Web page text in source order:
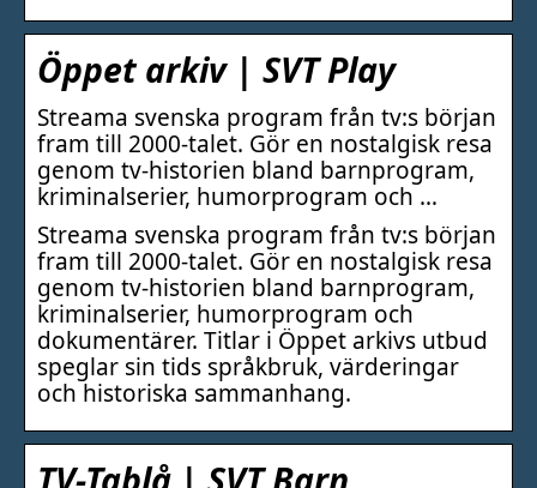
Öppet arkiv | SVT Play
Streama svenska program från tv:s början
fram till 2000-talet. Gör en nostalgisk resa
genom tv-historien bland barnprogram,
kriminalserier, humorprogram och …
Streama svenska program från tv:s början
fram till 2000-talet. Gör en nostalgisk resa
genom tv-historien bland barnprogram,
kriminalserier, humorprogram och
dokumentärer. Titlar i Öppet arkivs utbud
speglar sin tids språkbruk, värderingar
och historiska sammanhang.